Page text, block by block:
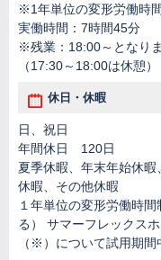
※1年単位の変形労働時
実働時間：7時間45分
※残業：18:00～となり
（17:30～18:00は休憩）
休日・休暇
日、祝日
年間休日 120日
夏季休暇、年末年始休
休暇、その他休暇
１年単位の変形労働時
る） サマーフレックス
（※）について試用期